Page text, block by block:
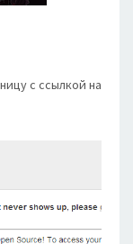
с ссылкой на